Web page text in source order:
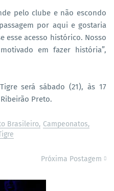
pelo clube e não escondo
por aqui e gostaria
esse acesso histórico. Nosso
em fazer história”,
será sábado (21), às 17
Preto.
Brasileiro Campeonatos
Próxima Postagem